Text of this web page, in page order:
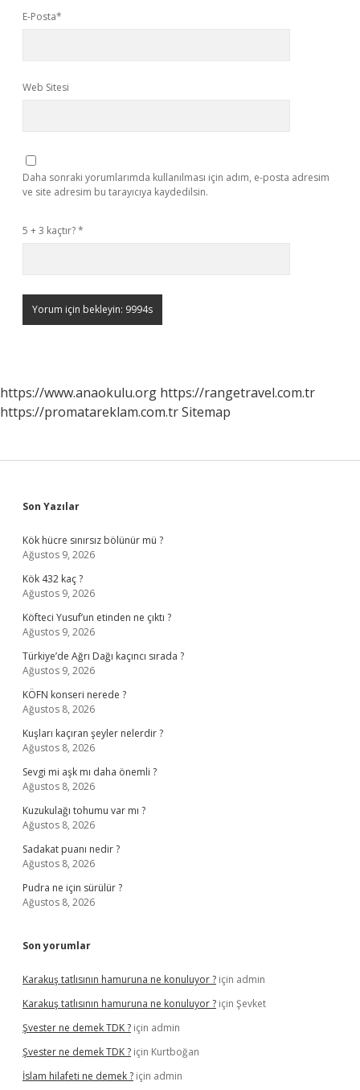
E-Posta*
Web Sitesi
Daha sonraki yorumlarımda kullanılması için adım, e-posta adresim
ve site adresim bu tarayıcıya kaydedilsin.
5 + 3 kaçtır?*
https://www.anaokulu.org https://rangetravel.com.tr
https://promatareklam.com.trSitemap
Sidebar
Son Yazılar
Kök hücre sınırsız bölünür mü ?
Ağustos 9, 2026
Kök 432 kaç ?
Ağustos 9, 2026
Köfteci Yusuf’un etinden ne çıktı ?
Ağustos 9, 2026
Türkiye’de Ağrı Dağı kaçıncı sırada ?
Ağustos 9, 2026
KÖFN konseri nerede ?
Ağustos 8, 2026
Kuşları kaçıran şeyler nelerdir ?
Ağustos 8, 2026
Sevgi mi aşk mı daha önemli ?
Ağustos 8, 2026
Kuzukulağı tohumu var mı ?
Ağustos 8, 2026
Sadakat puanı nedir ?
Ağustos 8, 2026
Pudra ne için sürülür ?
Ağustos 8, 2026
Son yorumlar
Karakuş tatlısının hamuruna ne konuluyor ? için admin
Karakuş tatlısının hamuruna ne konuluyor ? için Şevket
Şvester ne demek TDK ? için admin
Şvester ne demek TDK ? için Kurtboğan
İslam hilafeti ne demek ? için admin